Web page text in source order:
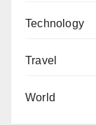
Technology
Travel
World